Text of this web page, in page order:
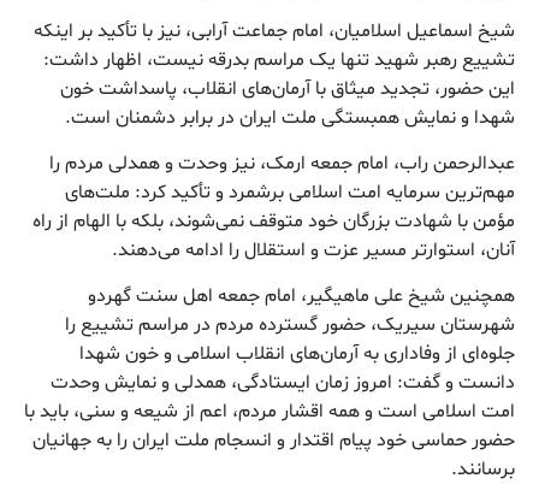
شیخ اسماعیل اسلامیان، امام جماعت آرابی، نیز با تأکید بر اینکه
تشییع رهبر شهید تنها یک مراسم بدرقه نیست، اظهار داشت:
این حضور، تجدید میثاق با آرمان‌های انقلاب، پاسداشت خون
شهدا و نمایش همبستگی ملت ایران در برابر دشمنان است.
عبدالرحمن راب، امام جمعه ارمک، نیز وحدت و همدلی مردم را
مهم‌ترین سرمایه امت اسلامی برشمرد و تأکید کرد: ملت‌های
مؤمن با شهادت بزرگان خود متوقف نمی‌شوند، بلکه با الهام از راه
آنان، استوارتر مسیر عزت و استقلال را ادامه می‌دهند.
همچنین شیخ علی ماهیگیر، امام جمعه اهل سنت گهردو
شهرستان سیریک، حضور گسترده مردم در مراسم تشییع را
جلوه‌ای از وفاداری به آرمان‌های انقلاب اسلامی و خون شهدا
دانست و گفت: امروز زمان ایستادگی، همدلی و نمایش وحدت
امت اسلامی است و همه اقشار مردم، اعم از شیعه و سنی، باید با
حضور حماسی خود پیام اقتدار و انسجام ملت ایران را به جهانیان
برسانند.